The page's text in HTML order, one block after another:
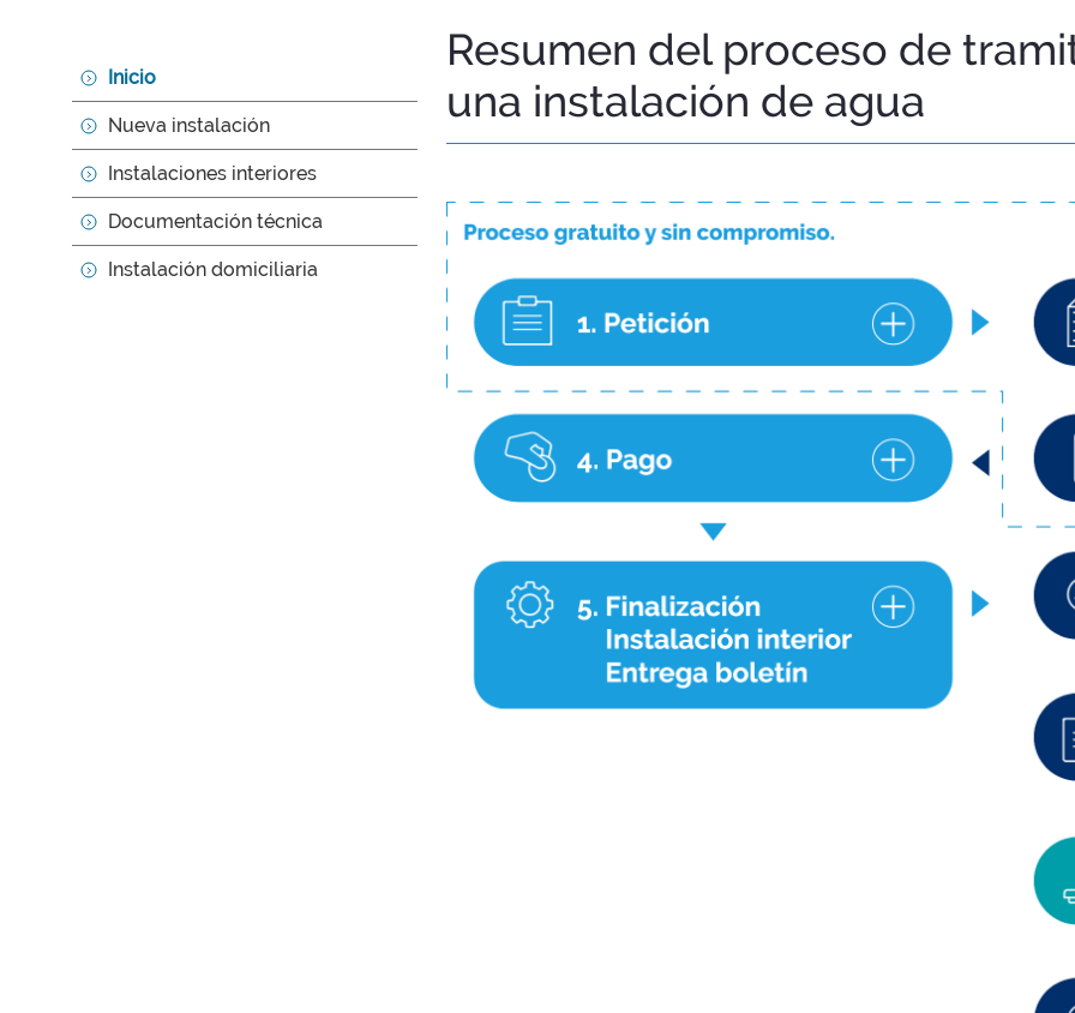
Inicio
Nueva instalación
Instalaciones interiores
Documentación técnica
Instalación domiciliaria
Resumen del proceso de
una instalación de agua